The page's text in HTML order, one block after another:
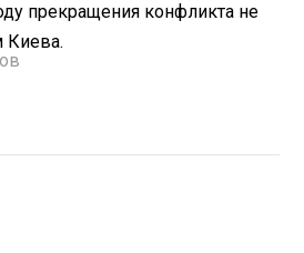
прекращения конфликта не
Киева.